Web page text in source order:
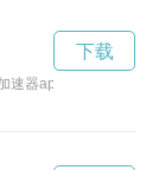
速器app，提供快速
下载